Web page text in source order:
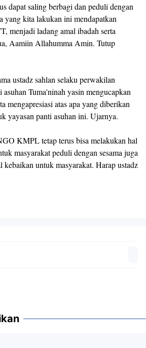
dapat saling berbagi dan peduli dengan
yang kita lakukan ini mendapatkan
menjadi ladang amal ibadah serta
Aamiin Allahumma Amin. Tutup
ustadz sahlan selaku perwakilan
asuhan Tuma'ninah yasin mengucapkan
mengapresiasi atas apa yang diberikan
yayasan panti asuhan ini. Ujarnya.
KMPL tetap terus bisa melakukan hal
masyarakat peduli dengan sesama juga
kebaikan untuk masyarakat. Harap ustadz